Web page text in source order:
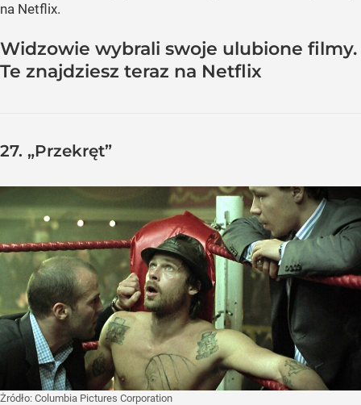
na Netflix.
Widzowie wybrali swoje ulubione filmy.
Te znajdziesz teraz na Netflix
27. „Przekręt”
Żródło: Columbia Pictures Corporation